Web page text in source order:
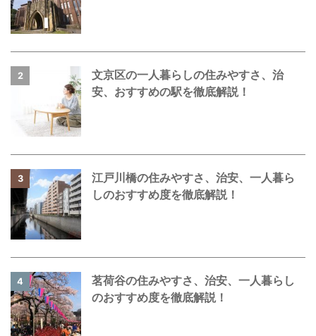
2
文京区の一人暮らしの住みやすさ、治
安、おすすめの駅を徹底解説！
3
江戸川橋の住みやすさ、治安、一人暮ら
しのおすすめ度を徹底解説！
4
茗荷谷の住みやすさ、治安、一人暮らし
のおすすめ度を徹底解説！